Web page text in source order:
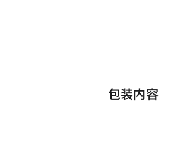
包装内容